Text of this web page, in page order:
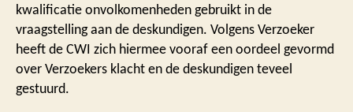
kwalificatie onvolkomenheden gebruikt in de
vraagstelling aan de deskundigen. Volgens Verzoeker
heeft de CWI zich hiermee vooraf een oordeel gevormd
over Verzoekers klacht en de deskundigen teveel
gestuurd.